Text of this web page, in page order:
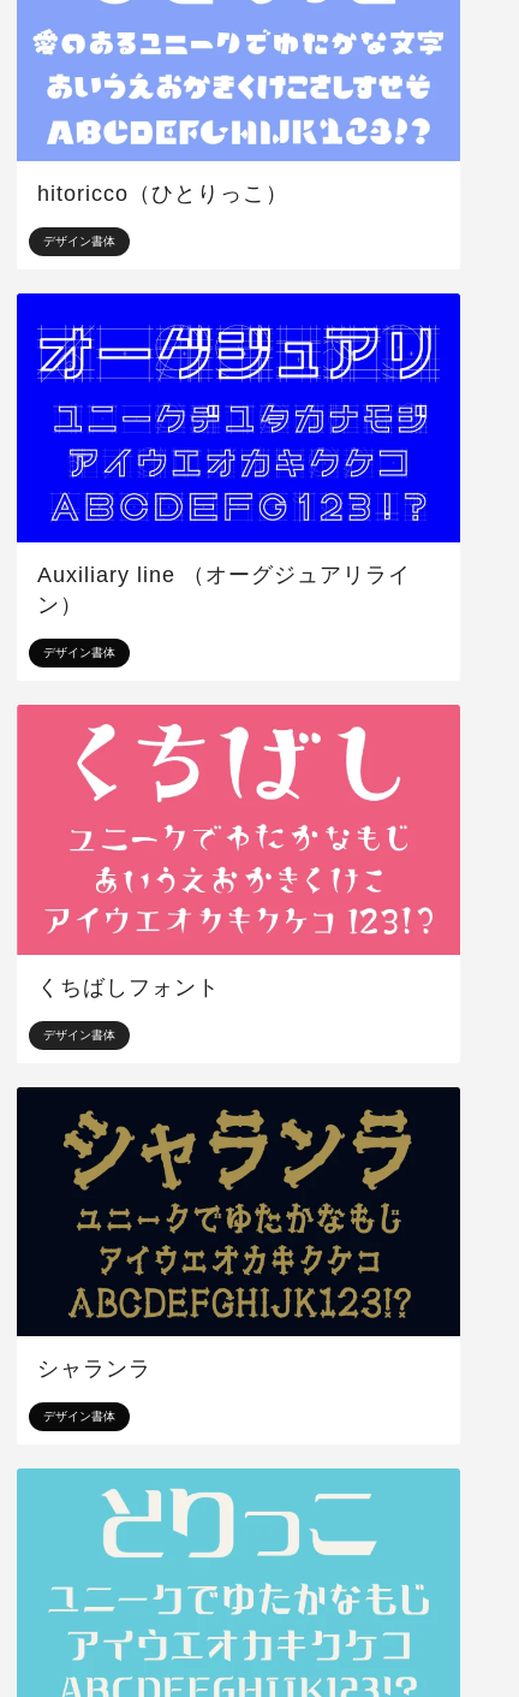
デザイン書体
hitoricco（ひとりっこ）
デザイン書体
Auxiliary line （オーグジュアリライ
ン）
デザイン書体
くちばしフォント
デザイン書体
シャランラ